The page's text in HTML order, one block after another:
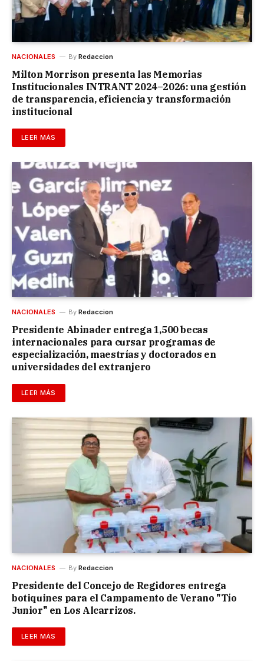
NACIONALES By Redaccion
Milton Morrison presenta las Memorias
Institucionales INTRANT 2024–2026: una gestión
de transparencia, eficiencia y transformación
institucional
LEER MÁS
NACIONALES By Redaccion
Presidente Abinader entrega 1,500 becas
internacionales para cursar programas de
especialización, maestrías y doctorados en
universidades del extranjero
LEER MÁS
NACIONALES By Redaccion
Presidente del Concejo de Regidores entrega
botiquines para el Campamento de Verano "Tío
Junior" en Los Alcarrizos.
LEER MÁS